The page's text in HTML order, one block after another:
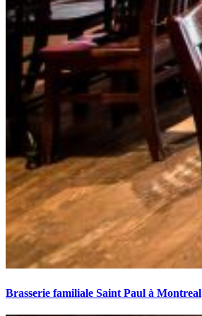
Brasserie familiale Saint Paul à Montreal